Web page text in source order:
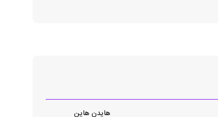
هایدن هاین